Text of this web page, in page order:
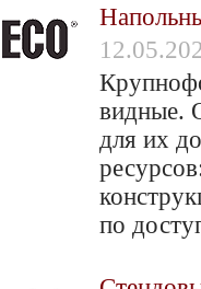
видные.
для их
по